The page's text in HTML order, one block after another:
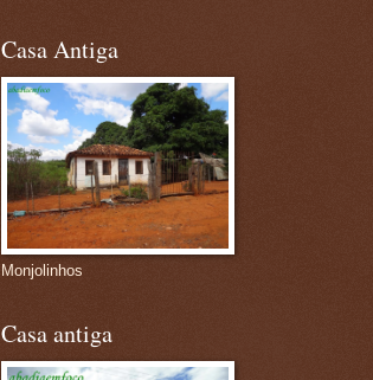
Casa Antiga
Monjolinhos
Casa antiga